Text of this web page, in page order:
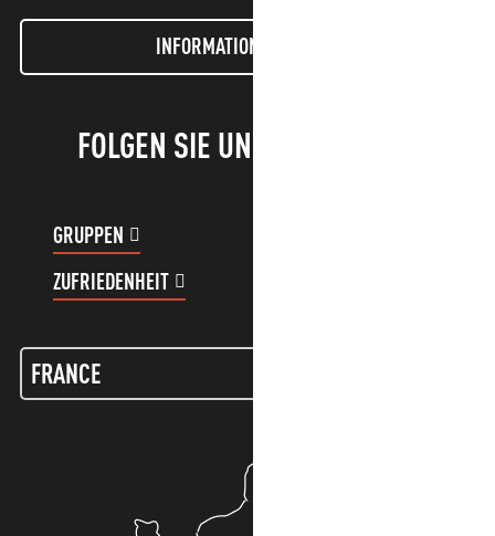
INFORMATIONEN LETTER
FOLGEN SIE UNS!
GRUPPEN
ZUFRIEDENHEIT